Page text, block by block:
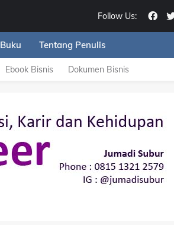
Follow Us:
Buku Tentang Penulis
Ebook Bisnis Dokumen Bisnis